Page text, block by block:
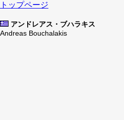
トップページ
アンドレアス・ブハラキス
Andreas Bouchalakis